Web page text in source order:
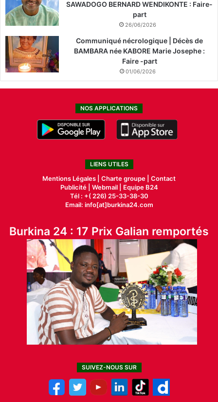
SAWADOGO BERNARD WENDIKONTE : Faire-
part
26/06/2026
Communiqué nécrologique | Décès de
BAMBARA née KABORE Marie Josephe :
Faire -part
01/06/2026
NOS APPLICATIONS
LIENS UTILES
Mentions Légales | Charte groupe | Contact
Publicité| Webmail |
Equipe B24
Tél : +( 226) 25-33-38-30
Email: info[at]burkina24.com
Burkina 24 : 17 Prix Galian remportés
SUIVEZ-NOUS SUR